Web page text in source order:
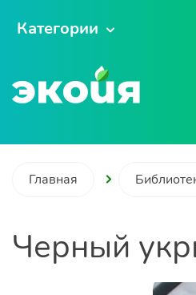
Категории
Главная
Черный